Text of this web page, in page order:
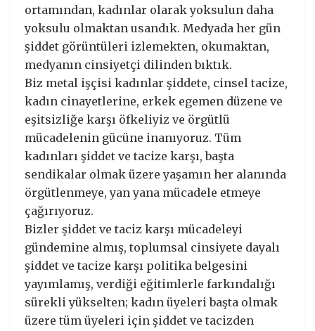
ortamından, kadınlar olarak yoksulun daha
yoksulu olmaktan usandık. Medyada her gün
şiddet görüntüleri izlemekten, okumaktan,
medyanın cinsiyetçi dilinden bıktık.
Biz metal işçisi kadınlar şiddete, cinsel tacize,
kadın cinayetlerine, erkek egemen düzene ve
eşitsizliğe karşı öfkeliyiz ve örgütlü
mücadelenin gücüne inanıyoruz. Tüm
kadınları şiddet ve tacize karşı, başta
sendikalar olmak üzere yaşamın her alanında
örgütlenmeye, yan yana mücadele etmeye
çağırıyoruz.
Bizler şiddet ve taciz karşı mücadeleyi
gündemine almış, toplumsal cinsiyete dayalı
şiddet ve tacize karşı politika belgesini
yayımlamış, verdiği eğitimlerle farkındalığı
sürekli yükselten; kadın üyeleri başta olmak
üzere tüm üyeleri için şiddet ve tacizden